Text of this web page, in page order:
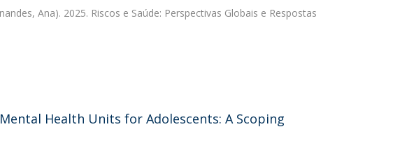
Ana). 2025. Riscos e Saúde: Perspectivas Globais e Respostas
Health Units for Adolescents: A Scoping